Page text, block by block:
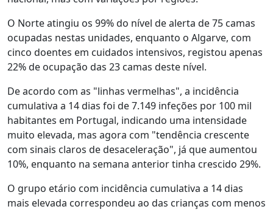
O Norte atingiu os 99% do nível de alerta de 75 camas
ocupadas nestas unidades, enquanto o Algarve, com
cinco doentes em cuidados intensivos, registou apenas
22% de ocupação das 23 camas deste nível.
De acordo com as "linhas vermelhas", a incidência
cumulativa a 14 dias foi de 7.149 infeções por 100 mil
habitantes em Portugal, indicando uma intensidade
muito elevada, mas agora com "tendência crescente
com sinais claros de desaceleração", já que aumentou
10%, enquanto na semana anterior tinha crescido 29%.
O grupo etário com incidência cumulativa a 14 dias
mais elevada correspondeu ao das crianças com menos